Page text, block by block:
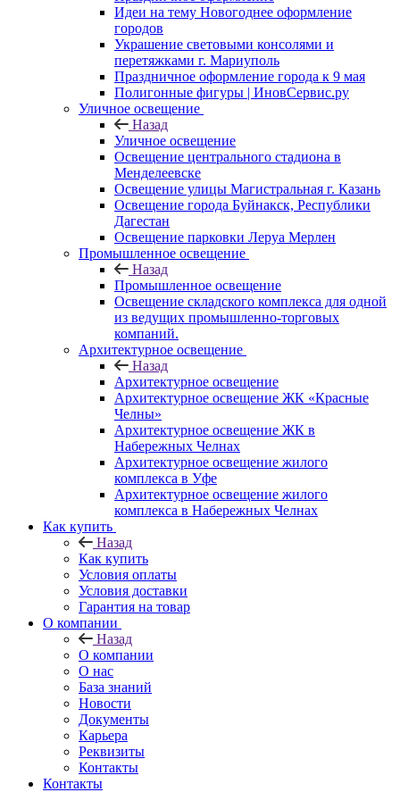
Идеи на тему Новогоднее оформление
городов
Украшение световыми консолями и
перетяжками г. Мариуполь
Праздничное оформление города к 9 мая
Полигонные фигуры | ИновСервис.ру
Уличное освещение
Назад
Уличное освещение
Освещение центрального стадиона в
Менделеевске
Освещение улицы Магистральная г. Казань
Освещение города Буйнакск, Республики
Дагестан
Освещение парковки Леруа Мерлен
Промышленное освещение
Назад
Промышленное освещение
Освещение складского комплекса для одной
из ведущих промышленно-торговых
компаний.
Архитектурное освещение
Назад
Архитектурное освещение
Архитектурное освещение ЖК «Красные
Челны»
Архитектурное освещение ЖК в
Набережных Челнах
Архитектурное освещение жилого
комплекса в Уфе
Архитектурное освещение жилого
комплекса в Набережных Челнах
Как купить
Назад
Как купить
Условия оплаты
Условия доставки
Гарантия на товар
О компании
Назад
О компании
О нас
База знаний
Новости
Документы
Карьера
Реквизиты
Контакты
Контакты